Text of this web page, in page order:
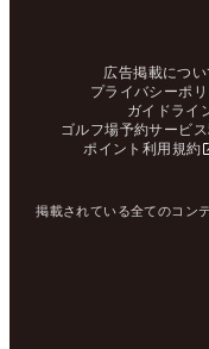
広告掲載につい
プライバシーポ
ガイドライ
ゴルフ場予約サービ
ポイント利用規約
掲載されている全てのコン